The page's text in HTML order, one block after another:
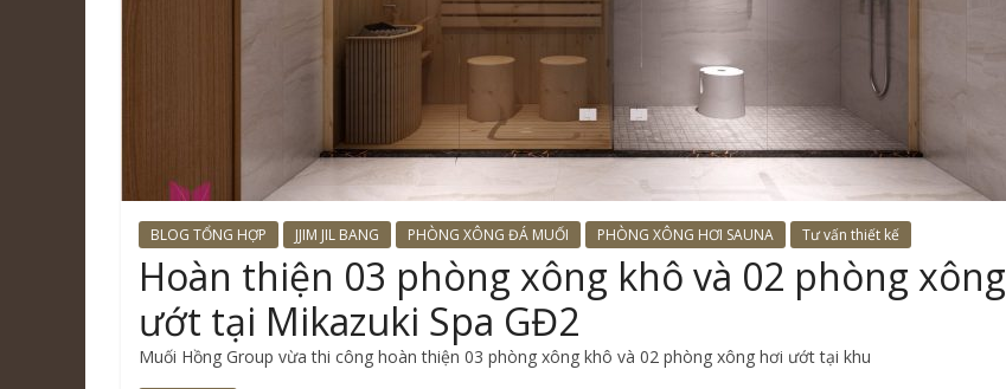
BLOG TỔNG HỢP JJIM JIL BANG PHÒNG XÔNG ĐÁ MUỐI PHÒNG XÔNG HƠI SAUNA Tư vấn thiết kế
Hoàn thiện 03 phòng xông khô và 02 phòng xông
ướt tại Mikazuki Spa GĐ2
Muối Hồng Group vừa thi công hoàn thiện 03 phòng xông khô và 02 phòng xông hơi ướt tại khu